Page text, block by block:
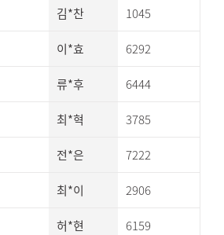
김*찬 1045
이*효 6292
류*후 6444
최*혁 3785
전*은 7222
최*이 2906
허*현 6159